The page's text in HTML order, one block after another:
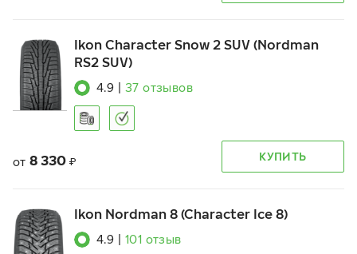
Ikon Character Snow 2 SUV (Nordman
RS2 SUV)
4.9 37 отзывов
от 8 330 ₽ КУПИТЬ
Ikon Nordman 8 (Character Ice 8)
4.9 101 отзыв